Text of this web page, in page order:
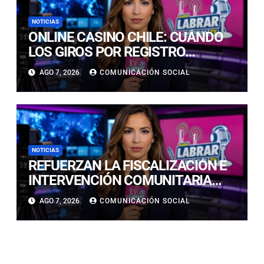
NOTICIAS
ONLINE CASINO CHILE: CUÁNDO
LOS GIROS POR REGISTRO
REALMENTE SIRVEN
AGO 7, 2026 COMUNICACIÓN SOCIAL
NOTICIAS
REFUERZAN LA FISCALIZACIÓN E
INTERVENCIÓN COMUNITARIA
CON OPERATIVO CONJUNTO EN
CALDERA
AGO 7, 2026 COMUNICACIÓN SOCIAL